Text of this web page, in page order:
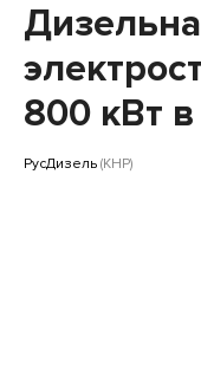
800 кВт
РусДизель (КНР)